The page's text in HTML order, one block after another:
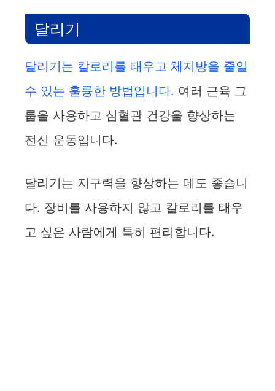
달리기
달리기는 칼로리를 태우고 체지방을 줄일
수 있는 훌륭한 방법입니다. 여러 근육 그
룹을 사용하고 심혈관 건강을 향상하는
전신 운동입니다.
달리기는 지구력을 향상하는 데도 좋습니
다. 장비를 사용하지 않고 칼로리를 태우
고 싶은 사람에게 특히 편리합니다.